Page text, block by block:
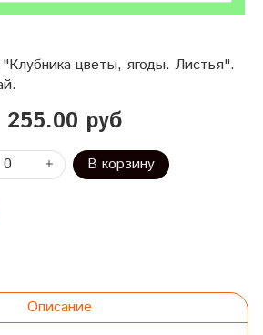
цветы, ягоды. Листья".
255.00 руб
В корзину
Описание